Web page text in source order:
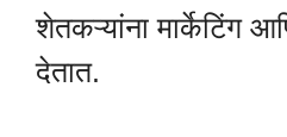
शेतकऱ्यांना मार्केटिंग
देतात.